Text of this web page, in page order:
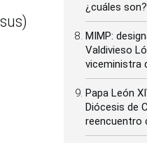
¿cuáles son?
MIMP:
Valdivieso
viceministra
Papa León
Diócesis de
reencuentro